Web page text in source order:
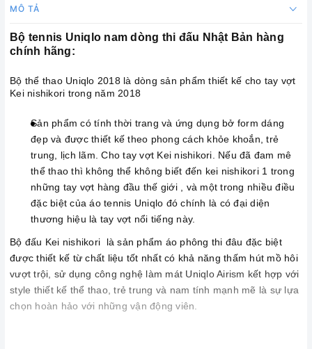
MÔ TẢ
Bộ tennis Uniqlo nam dòng thi đấu Nhật Bản hàng
chính hãng:
Bộ thể thao Uniqlo 2018 là dòng sản phẩm thiết kế cho tay vợt
Kei nishikori trong năm 2018
Sản phẩm có tính thời trang và ứng dụng bở form dáng
đẹp và được thiết kế theo phong cách khỏe khoắn, trẻ
trung, lịch lãm. Cho tay vợt Kei nishikori. Nếu đã đam mê
thể thao thì không thể không biết đến kei nishikori 1 trong
những tay vợt hàng đầu thế giới , và một trong nhiều điều
đặc biệt của áo tennis Uniqlo đó chính là có đại diện
thương hiệu là tay vợt nổi tiếng này.
Bộ đấu Kei nishikori là sản phẩm áo phông thi đâu đặc biệt
được thiết kế từ chất liệu tốt nhất có khả năng thấm hút mồ hôi
vượt trội, sử dụng công nghệ làm mát Uniqlo Airism kết hợp với
style thiết kế thể thao, trẻ trung và nam tính mạnh mẽ là sự lựa
chọn hoàn hảo với những vận động viên.